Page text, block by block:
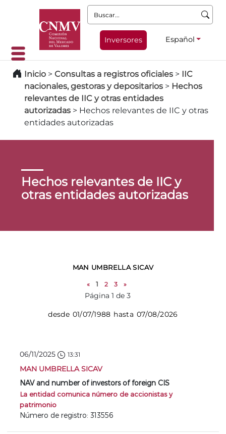
Buscar:
Inversores Español
Inicio > Consultas a registros oficiales > IIC
nacionales, gestoras y depositarios > Hechos
relevantes de IIC y otras entidades
autorizadas > Hechos relevantes de IIC y otras
entidades autorizadas
Hechos relevantes de IIC y
otras entidades autorizadas
MAN UMBRELLA SICAV
« 1 2 3 »
Página 1 de 3
desde 01/07/1988 hasta 07/08/2026
06/11/2025 13:31
MAN UMBRELLA SICAV
NAV and number of investors of foreign CIS
La entidad comunica número de accionistas y
patrimonio
Número de registro: 313556